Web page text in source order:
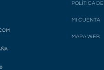
POLÍTICA
MI CUENTA
MAPA WEB